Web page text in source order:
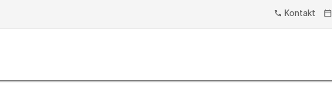
phone Kontakt calendar_today